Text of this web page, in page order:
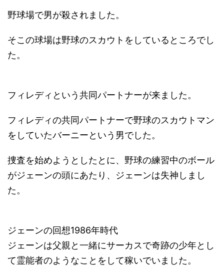
野球場で男が殺されました。
そこの球場は野球のスカウトをしているところでし
た。
フィレディという共同パートナーが来ました。
フィレディの共同パートナーで野球のスカウトマン
をしていたバーニーという男でした。
捜査を始めようとしたとに、野球の練習中のボール
がジェーンの頭にあたり、ジェーンは失神しまし
た。
ジェーンの回想1986年時代
ジェーンは父親と一緒にサーカスで奇跡の少年とし
て霊能者のようなことをして稼いでいました。